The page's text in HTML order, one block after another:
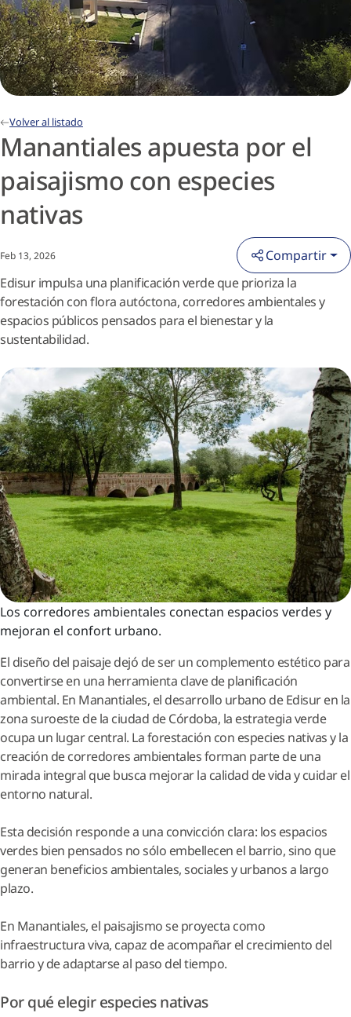
Volver al listado
Manantiales apuesta por el
paisajismo con especies
nativas
Feb 13, 2026
Compartir
Edisur impulsa una planificación verde que prioriza la
forestación con flora autóctona, corredores ambientales y
espacios públicos pensados para el bienestar y la
sustentabilidad.
Los corredores ambientales conectan espacios verdes y
mejoran el confort urbano.
El diseño del paisaje dejó de ser un complemento estético para
convertirse en una herramienta clave de planificación
ambiental. En Manantiales, el desarrollo urbano de Edisur en la
zona suroeste de la ciudad de Córdoba, la estrategia verde
ocupa un lugar central. La forestación con especies nativas y la
creación de corredores ambientales forman parte de una
mirada integral que busca mejorar la calidad de vida y cuidar el
entorno natural.
Esta decisión responde a una convicción clara: los espacios
verdes bien pensados no sólo embellecen el barrio, sino que
generan beneficios ambientales, sociales y urbanos a largo
plazo.
En Manantiales, el paisajismo se proyecta como
infraestructura viva, capaz de acompañar el crecimiento del
barrio y de adaptarse al paso del tiempo.
Por qué elegir especies nativas